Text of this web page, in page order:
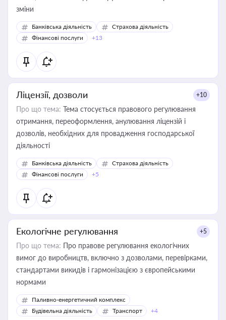
зміни
Банківська діяльність
Страхова діяльність
Фінансові послуги
+13
Ліцензії, дозволи +10
Про що тема: Тема стосується правового регулювання
отримання, переоформлення, анулювання ліцензій і
дозволів, необхідних для провадження господарської
діяльності
Банківська діяльність
Страхова діяльність
Фінансові послуги
+5
Екологічне регулювання +5
Про що тема: Про правове регулювання екологічних
вимог до виробництв, включно з дозволами, перевірками,
стандартами викидів і гармонізацією з європейськими
нормами
Паливно-енергетичний комплекс
Будівельна діяльність
Транспорт +4